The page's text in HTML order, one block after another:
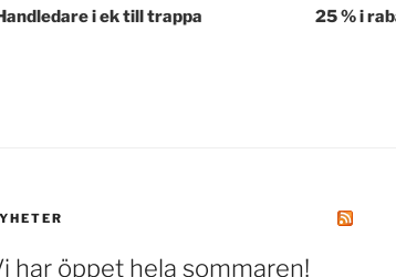
i ek till trappa 25 % i
har öppet hela sommaren!